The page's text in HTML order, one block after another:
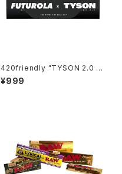
420friendly "TYSON 2.0 X
FUTUROLA" Unbleached R
olling Papers + Tips （キン
¥999